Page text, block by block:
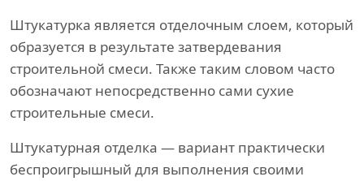
Штукатурка является отделочным слоем, который
образуется в результате затвердевания
строительной смеси. Также таким словом часто
обозначают непосредственно сами сухие
строительные смеси.
Штукатурная отделка — вариант практически
беспроигрышный для выполнения своими